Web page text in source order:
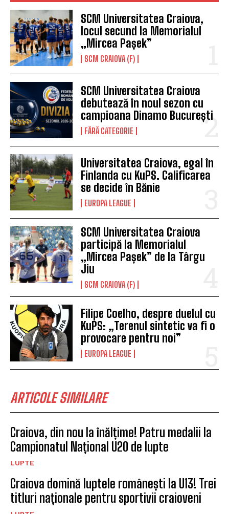
SCM Universitatea Craiova,
locul secund la Memorialul
„Mircea Pașek”
SCM CRAIOVA (F)
SCM Universitatea Craiova
debutează în noul sezon cu
campioana Dinamo București
FĂRĂ CATEGORIE
Universitatea Craiova, egal în
Finlanda cu KuPS. Calificarea
se decide în Bănie
EUROPA LEAGUE
SCM Universitatea Craiova
participă la Memorialul
„Mircea Pașek” de la Târgu
Jiu
SCM CRAIOVA (F)
Filipe Coelho, despre duelul cu
KuPS: „Terenul sintetic va fi o
provocare pentru noi”
EUROPA LEAGUE
ARTICOLE SIMILARE
Craiova, din nou la înălțime! Patru medalii la
Campionatul Național U20 de lupte
LUPTE
Craiova domină luptele românești la U13! Trei
titluri naționale pentru sportivii craioveni